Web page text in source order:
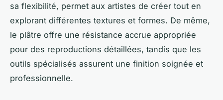
sa flexibilité, permet aux artistes de créer tout en
explorant différentes textures et formes. De même,
le plâtre offre une résistance accrue appropriée
pour des reproductions détaillées, tandis que les
outils spécialisés assurent une finition soignée et
professionnelle.